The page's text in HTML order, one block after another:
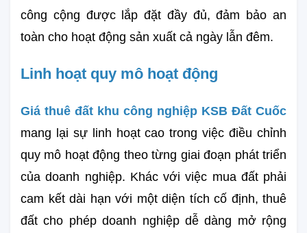
công cộng được lắp đặt đầy đủ, đảm bảo an
toàn cho hoạt động sản xuất cả ngày lẫn đêm.
Linh hoạt quy mô hoạt động
Giá thuê đất khu công nghiệp KSB Đất Cuốc
mang lại sự linh hoạt cao trong việc điều chỉnh
quy mô hoạt động theo từng giai đoạn phát triển
của doanh nghiệp. Khác với việc mua đất phải
cam kết dài hạn với một diện tích cố định, thuê
đất cho phép doanh nghiệp dễ dàng mở rộng